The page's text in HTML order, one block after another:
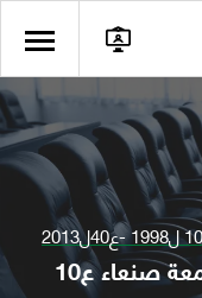
مجلة كلية التجارة والاقتصاد - جامعة صنعاء ع10